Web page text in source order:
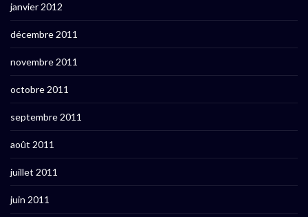
janvier 2012
décembre 2011
novembre 2011
octobre 2011
septembre 2011
août 2011
juillet 2011
juin 2011